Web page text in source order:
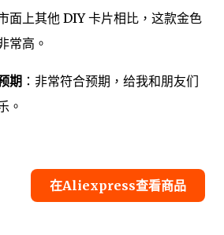
面上其他 DIY 卡片相比，这款金色
常高。
期 ：非常符合预期，给我和朋友们
。
在Aliexpress查看商品